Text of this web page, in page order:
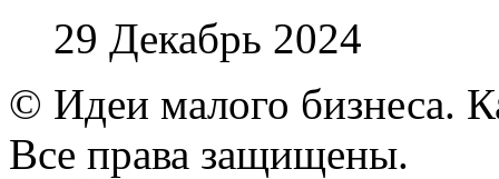
29 Декабрь 2024
© Идеи малого бизнеса.
Все права защищены.